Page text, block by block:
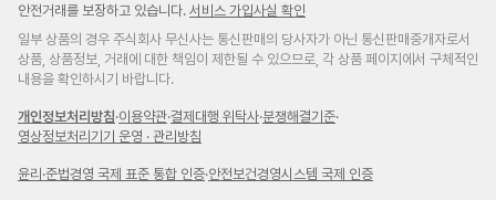
안전거래를 보장하고 있습니다. 서비스 가입사실 확인
일부 상품의 경우 주식회사 무신사는 통신판매의 당사자가 아닌 통신판매중개자로서
상품, 상품정보, 거래에 대한 책임이 제한될 수 있으므로, 각 상품 페이지에서 구체적인
내용을 확인하시기 바랍니다.
개인정보처리방침·이용약관·결제대행 위탁사·분쟁해결기준·
영상정보처리기기 운영 · 관리방침
윤리 ·준법경영 국제 표준 통합 인증·안전보건경영시스템 국제 인증